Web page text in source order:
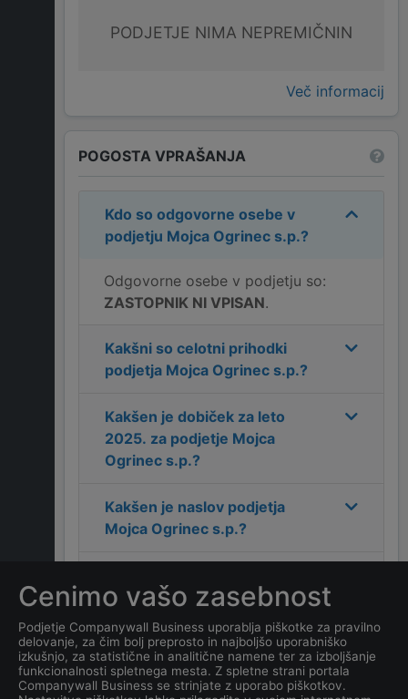
PODJETJE NIMA NEPREMIČNIN
Več informacij
POGOSTA VPRAŠANJA
Kdo so odgovorne osebe v
podjetju Mojca Ogrinec s.p.?
Odgovorne osebe v podjetju so:
ZASTOPNIK NI VPISAN.
Kakšni so celotni prihodki
podjetja Mojca Ogrinec s.p.?
Kakšen je dobiček za leto
2025. za podjetje Mojca
Ogrinec s.p.?
Kakšen je naslov podjetja
Mojca Ogrinec s.p.?
Mojca Ogrinec s.p.?
Koliko zaposlenih ima
podjetjeMojca Ogrinec s.p.?
Cenimo vašo zasebnost
Podjetje Companywall Business uporablja piškotke za pravilno
delovanje, za čim bolj preprosto in najboljšo uporabniško
izkušnjo, za statistične in analitične namene ter za izboljšanje
funkcionalnosti spletnega mesta. Z spletne strani portala
Companywall Business se strinjate z uporabo piškotkov.